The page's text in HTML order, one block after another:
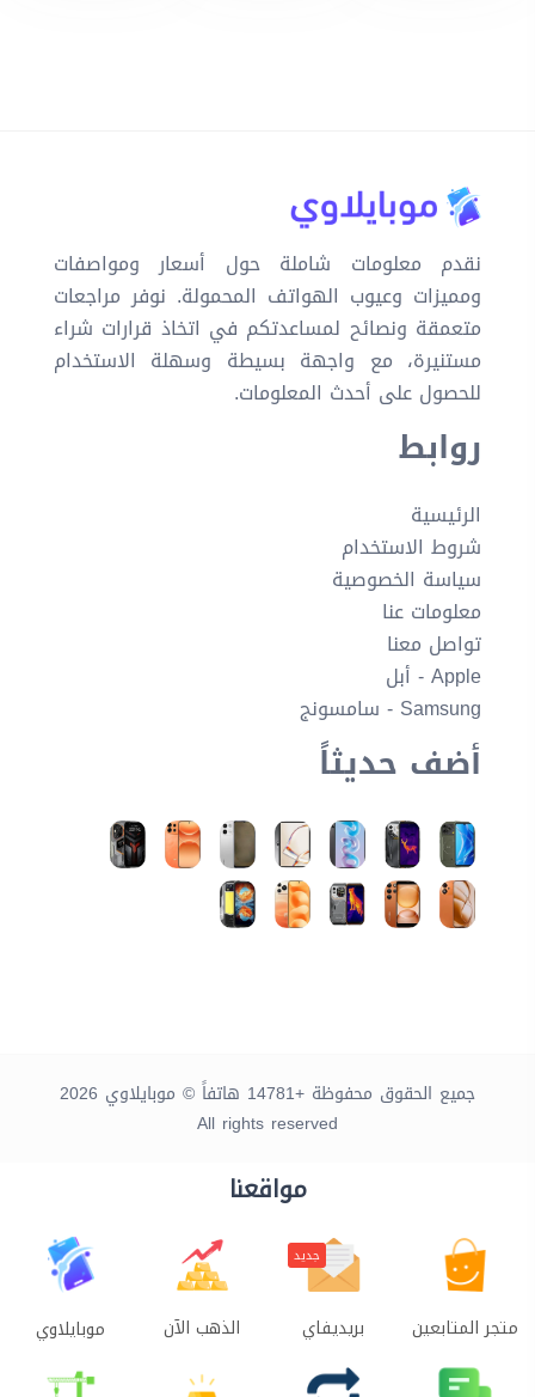
نقدم معلومات شاملة حول أسعار ومواصفات
ومميزات وعيوب الهواتف المحمولة. نوفر مراجعات
متعمقة ونصائح لمساعدتكم في اتخاذ قرارات شراء
مستنيرة، مع واجهة بسيطة وسهلة الاستخدام
للحصول على أحدث المعلومات.
روابط
الرئيسية
شروط الاستخدام
سياسة الخصوصية
معلومات عنا
تواصل معنا
Apple - أبل
Samsung - سامسونج
أضف حديثاً
جميع الحقوق محفوظة +14781 هاتفاً © موبايلاوي 2026
All rights reserved